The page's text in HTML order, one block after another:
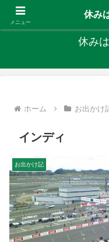
キャンプ、釣り
休み
ホーム お出かけ
インディ
お出かけ記
メニュー
休み